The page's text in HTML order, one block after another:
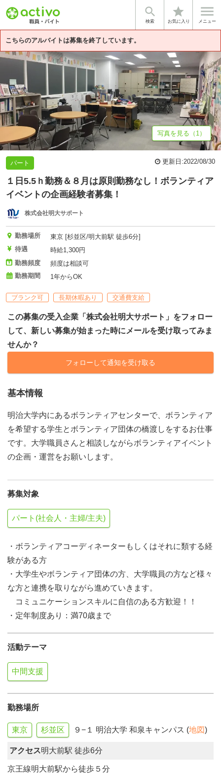

検索
star
お気に入り

メニュー
こちらのアルバイトは募集を終了しています。
基本情報 募集詳細 企業情報
写真を見る（1）
パート 更新日:2022/08/30
１日5.5ｈ勤務＆８月は原則勤務なし！ボランティア
イベントの企画経験者募集！
株式会社明大サポート
勤務場所
東京 [杉並区/明大前駅 徒歩6分]
待遇
時給1,300円
勤務頻度
頻度は相談可
勤務期間
1年からOK
ブランク可 長期休暇あり 交通費支給
この募集の受入企業「株式会社明大サポート」をフォロー
して、新しい募集が始まった時にメールを受け取ってみま
せんか？
フォローして通知を受け取る
基本情報
明治大学内にあるボランティアセンターで、ボランティア
を希望する学生とボランティア団体の橋渡しをするお仕事
です。大学職員さんと相談しながらボランティアイベント
の企画・運営をお願いします。
募集対象
パート(社会人・主婦/主夫)
・ボランティアコーディネーターもしくはそれに類する経
験がある方
・大学生やボランティア団体の方、大学職員の方など様々
な方と連携を取りながら進めていきます。
コミュニケーションスキルに自信のある方歓迎！！
・定年制度あり：満70歳まで
活動テーマ
中間支援
勤務場所
東京 杉並区 ９−１ 明治大学 和泉キャンパス (地図)
アクセス明大前駅 徒歩6分
京王線明大前駅から徒歩５分